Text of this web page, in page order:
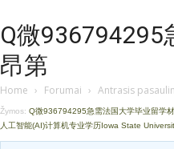
Q微936794295
昂第
Home › Forumai › Antrasis
Žymos: Q微936794295急需法国大学毕业留学
人工智能(AI)计算机专业学历Iowa State